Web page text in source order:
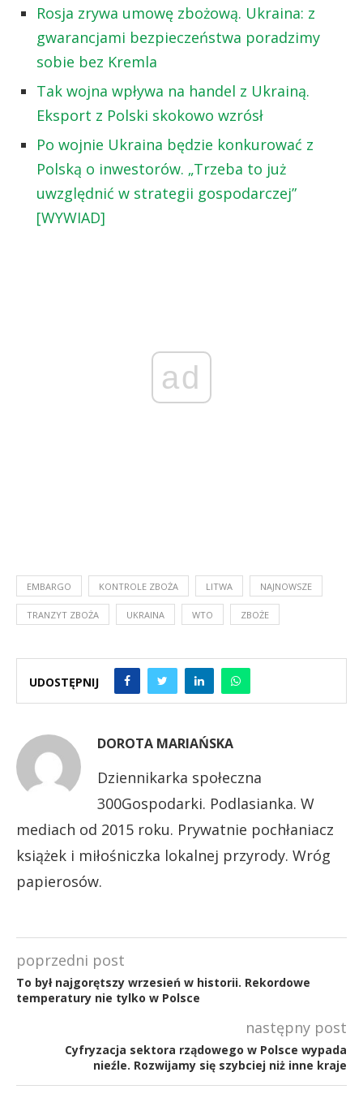
Rosja zrywa umowę zbożową. Ukraina: z
gwarancjami bezpieczeństwa poradzimy
sobie bez Kremla
Tak wojna wpływa na handel z Ukrainą.
Eksport z Polski skokowo wzrósł
Po wojnie Ukraina będzie konkurować z
Polską o inwestorów. „Trzeba to już
uwzględnić w strategii gospodarczej”
[WYWIAD]
ad
EMBARGO KONTROLE ZBOŻA LITWA NAJNOWSZE
TRANZYT ZBOŻA UKRAINA WTO ZBOŻE
UDOSTĘPNIJ
DOROTA MARIAŃSKA
Dziennikarka społeczna
300Gospodarki. Podlasianka. W
mediach od 2015 roku. Prywatnie pochłaniacz
książek i miłośniczka lokalnej przyrody. Wróg
papierosów.
poprzedni post
To był najgorętszy wrzesień w historii. Rekordowe
temperatury nie tylko w Polsce
następny post
Cyfryzacja sektora rządowego w Polsce wypada
nieźle. Rozwijamy się szybciej niż inne kraje